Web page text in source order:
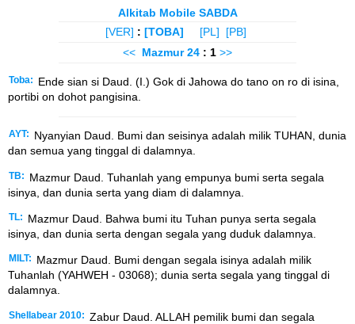
Alkitab Mobile SABDA
[VER] : [TOBA] [PL]
[PB]
<< Mazmur 24 : 1 >>
Toba:
Ende sian si Daud. (I.) Gok di Jahowa do tano on ro di isina,
portibi on dohot pangisina.
AYT:
Nyanyian Daud. Bumi dan seisinya adalah milik TUHAN, dunia
dan semua yang tinggal di dalamnya.
TB:
Mazmur Daud. Tuhanlah yang empunya bumi serta segala
isinya, dan dunia serta yang diam di dalamnya.
TL:
Mazmur Daud. Bahwa bumi itu Tuhan punya serta segala
isinya, dan dunia serta dengan segala yang duduk dalamnya.
MILT:
Mazmur Daud. Bumi dengan segala isinya adalah milik
Tuhanlah (YAHWEH - 03068); dunia serta segala yang tinggal di
dalamnya.
Shellabear 2010: Zabur Daud. ALLAH pemilik bumi dan segala